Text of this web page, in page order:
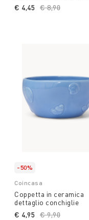
Price reduced
€ 8,90
€ 4,45
-50%
Coincasa
Coppetta in ceramica
dettaglio conchiglie
Price reduced
€ 9,90
€ 4,95